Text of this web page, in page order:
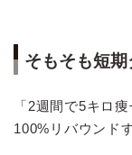
そもそも短
「2週間で5キロ
100%リバウンド